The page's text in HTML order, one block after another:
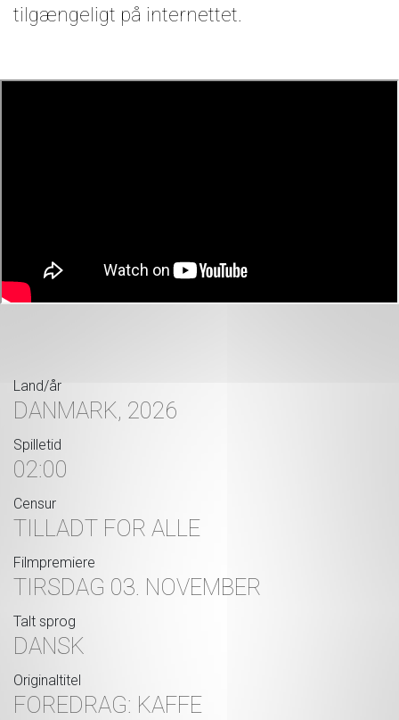
tilgængeligt på internettet.
Land/år
DANMARK, 2026
Spilletid
02:00
Censur
TILLADT FOR ALLE
Filmpremiere
TIRSDAG 03. NOVEMBER
Talt sprog
DANSK
Originaltitel
FOREDRAG: KAFFE